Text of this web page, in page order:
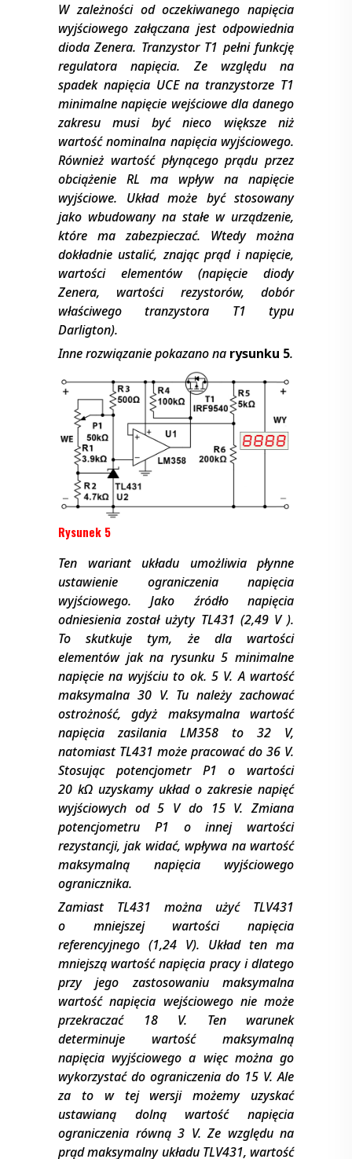
W zależności od oczekiwanego napięcia
wyjściowego załączana jest odpowiednia
dioda Zenera. Tranzystor T1 pełni funkcję
regulatora napięcia. Ze względu na
spadek napięcia UCEna tranzystorze T1
minimalne napięcie wejściowe dla danego
zakresu musi być nieco większe niż
wartość nominalna napięcia wyjściowego.
Również wartość płynącego prądu przez
obciążenie RL ma wpływ na napięcie
wyjściowe. Układ może być stosowany
jako wbudowany na stałe w urządzenie,
które ma zabezpieczać. Wtedy można
dokładnie ustalić, znając prąd i napięcie,
wartości elementów (napięcie diody
Zenera, wartości rezystorów, dobór
właściwego tranzystora T1 typu
Darligton).
Inne rozwiązanie pokazano na rysunku 5.
Rysunek 5
Ten wariant układu umożliwia płynne
ustawienie ograniczenia napięcia
wyjściowego. Jako źródło napięcia
odniesienia został użyty TL431 (2,49 V ).
To skutkuje tym, że dla wartości
elementów jak na rysunku 5 minimalne
napięcie na wyjściu to ok. 5 V. A wartość
maksymalna 30 V. Tu należy zachować
ostrożność, gdyż maksymalna wartość
napięcia zasilania LM358 to 32 V,
natomiast TL431 może pracować do 36 V.
Stosując potencjometr P1 o wartości
20 kΩ uzyskamy układ o zakresie napięć
wyjściowych od 5 V do 15 V. Zmiana
potencjometru P1 o innej wartości
rezystancji, jak widać, wpływa na wartość
maksymalną napięcia wyjściowego
ogranicznika.
Zamiast TL431 można użyć TLV431
o mniejszej wartości napięcia
referencyjnego (1,24 V). Układ ten ma
mniejszą wartość napięcia pracy i dlatego
przy jego zastosowaniu maksymalna
wartość napięcia wejściowego nie może
przekraczać 18 V. Ten warunek
determinuje wartość maksymalną
napięcia wyjściowego a więc można go
wykorzystać do ograniczenia do 15 V. Ale
za to w tej wersji możemy uzyskać
ustawianą dolną wartość napięcia
ograniczenia równą 3 V. Ze względu na
prąd maksymalny układu TLV431, wartość